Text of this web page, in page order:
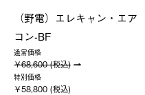
（野電）エレキャン・エア
コン-BF
通常価格
￥68,600 (税込)
特別価格
￥58,800 (税込)